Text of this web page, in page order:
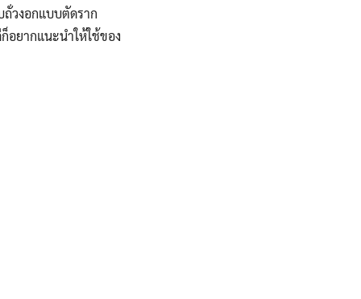
วงอกแบบตัดราก
อยากแนะนำให้ใช้ของ